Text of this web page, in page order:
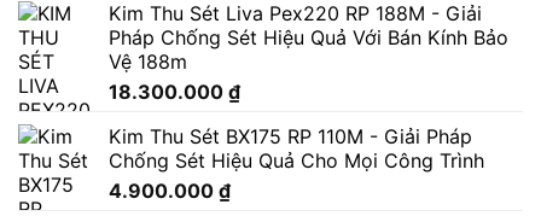
Kim Thu Sét Liva Pex220 RP 188M - Giải
Pháp Chống Sét Hiệu Quả Với Bán Kính Bảo
Vệ 188m
18.300.000 ₫
Kim Thu Sét BX175 RP 110M - Giải Pháp
Chống Sét Hiệu Quả Cho Mọi Công Trình
4.900.000 ₫